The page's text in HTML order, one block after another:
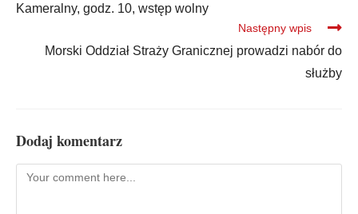
Kameralny, godz. 10, wstęp wolny
Następny wpis
Morski Oddział Straży Granicznej prowadzi nabór do
służby
Dodaj komentarz